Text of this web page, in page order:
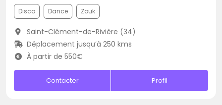
Disco Dance Zouk
Saint-Clément-de-Rivière (34)
Déplacement jusqu’à 250 kms
À partir de 550€
Contacter Profil